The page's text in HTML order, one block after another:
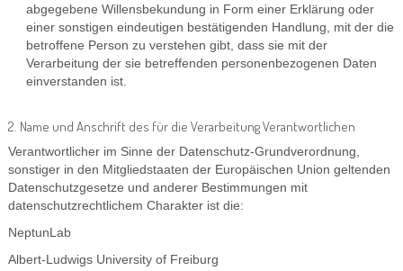
abgegebene Willensbekundung in Form einer Erklärung oder
einer sonstigen eindeutigen bestätigenden Handlung, mit der die
betroffene Person zu verstehen gibt, dass sie mit der
Verarbeitung der sie betreffenden personenbezogenen Daten
einverstanden ist.
2. Name und Anschrift des für die Verarbeitung Verantwortlichen
Verantwortlicher im Sinne der Datenschutz-Grundverordnung,
sonstiger in den Mitgliedstaaten der Europäischen Union geltenden
Datenschutzgesetze und anderer Bestimmungen mit
datenschutzrechtlichem Charakter ist die:
NeptunLab
Albert-Ludwigs University of Freiburg